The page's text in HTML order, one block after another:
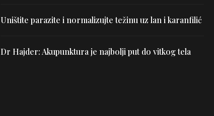
Uništite parazite i normalizujte težinu uz lan i karanfilić
Dr Hajder: Akupunktura je najbolji put do vitkog tela